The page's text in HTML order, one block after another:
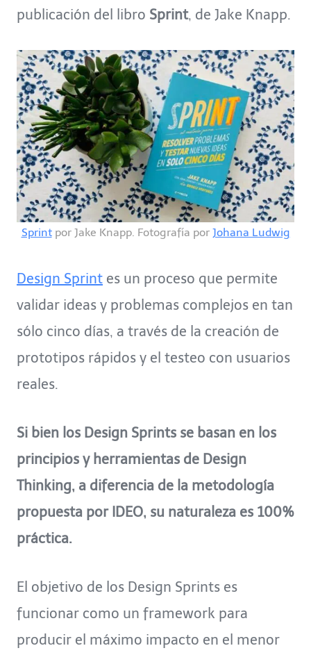
publicación del libro Sprint, de Jake Knapp.
Sprintpor Jake Knapp. Fotografía por Johana Ludwig
Design Sprint es un proceso que permite
validar ideas y problemas complejos en tan
sólo cinco días, a través de la creación de
prototipos rápidos y el testeo con usuarios
reales.
Si bien los Design Sprints se basan en los
principios y herramientas de Design
Thinking, a diferencia de la metodología
propuesta por IDEO, su naturaleza es 100%
práctica.
El objetivo de los Design Sprints es
funcionar como un framework para
producir el máximo impacto en el menor